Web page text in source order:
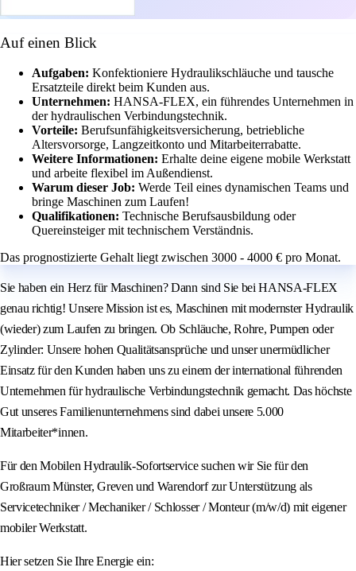
Auf einen Blick
Aufgaben: Konfektioniere Hydraulikschläuche und tausche
Ersatzteile direkt beim Kunden aus.
Unternehmen: HANSA-FLEX, ein führendes Unternehmen in
der hydraulischen Verbindungstechnik.
Vorteile: Berufsunfähigkeitsversicherung, betriebliche
Altersvorsorge, Langzeitkonto und Mitarbeiterrabatte.
Weitere Informationen: Erhalte deine eigene mobile Werkstatt
und arbeite flexibel im Außendienst.
Warum dieser Job: Werde Teil eines dynamischen Teams und
bringe Maschinen zum Laufen!
Qualifikationen: Technische Berufsausbildung oder
Quereinsteiger mit technischem Verständnis.
Das prognostizierte Gehalt liegt zwischen 3000 - 4000 € pro Monat.
Sie haben ein Herz für Maschinen? Dann sind Sie bei HANSA-FLEX
genau richtig! Unsere Mission ist es, Maschinen mit modernster Hydraulik
(wieder) zum Laufen zu bringen. Ob Schläuche, Rohre, Pumpen oder
Zylinder: Unsere hohen Qualitätsansprüche und unser unermüdlicher
Einsatz für den Kunden haben uns zu einem der international führenden
Unternehmen für hydraulische Verbindungstechnik gemacht. Das höchste
Gut unseres Familienunternehmens sind dabei unsere 5.000
Mitarbeiter*innen.
Für den Mobilen Hydraulik-Sofortservice suchen wir Sie für den
Großraum Münster, Greven und Warendorf zur Unterstützung als
Servicetechniker / Mechaniker / Schlosser / Monteur (m/w/d) mit eigener
mobiler Werkstatt.
Hier setzen Sie Ihre Energie ein: